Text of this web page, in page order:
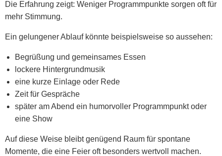
Die Erfahrung zeigt: Weniger Programmpunkte sorgen oft für
mehr Stimmung.
Ein gelungener Ablauf könnte beispielsweise so aussehen:
Begrüßung und gemeinsames Essen
lockere Hintergrundmusik
eine kurze Einlage oder Rede
Zeit für Gespräche
später am Abend ein humorvoller Programmpunkt oder
eine Show
Auf diese Weise bleibt genügend Raum für spontane
Momente, die eine Feier oft besonders wertvoll machen.